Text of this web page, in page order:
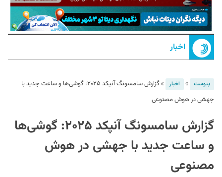
اخبار
پیوست » اخبار »
گزارش سامسونگ آنپکد ۲۰۲۵: گوشی‌ها و ساعت جدید با
جهشی در هوش مصنوعی
گزارش سامسونگ آنپکد ۲۰۲۵: گوشی‌ها
و ساعت جدید با جهشی در هوش
مصنوعی